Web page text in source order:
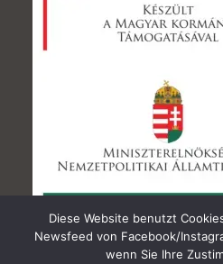
Diese Website benutzt
Newsfeed von Facebook/
wenn Sie Ihre